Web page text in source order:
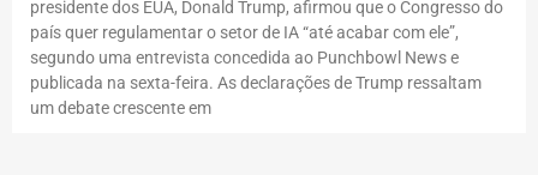
presidente dos EUA, Donald Trump, afirmou que o Congresso do
país quer regulamentar o setor de IA “até acabar com ele”,
segundo uma entrevista concedida ao Punchbowl News e
publicada na sexta-feira. As declarações de Trump ressaltam
um debate crescente em